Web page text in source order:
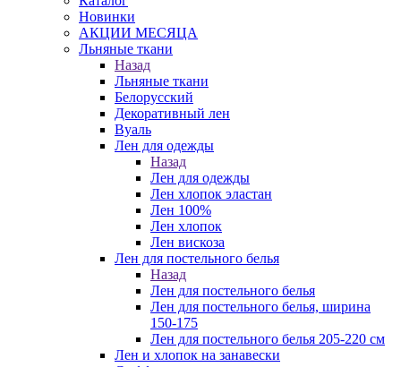
Новинки
АКЦИИ МЕСЯЦА
Льняные ткани
Назад
Льняные ткани
Белорусский
Декоративный лен
Вуаль
Лен для одежды
Назад
Лен для одежды
Лен хлопок эластан
Лен 100%
Лен хлопок
Лен вискоза
Лен для постельного белья
Назад
Лен для постельного белья
Лен для постельного белья, ширина
150-175
Лен для постельного белья 205-220 см
Лен и хлопок на занавески